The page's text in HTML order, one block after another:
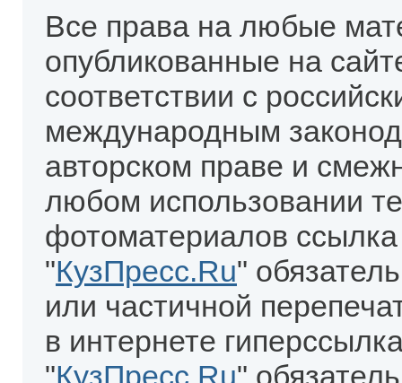
Все права на любые
опубликованные на
соответствии с
международным
авторском праве и
любом использовании
фотоматериалов
"КузПресс.Ru"
или частичной
в интернете
"КузПресс.Ru"